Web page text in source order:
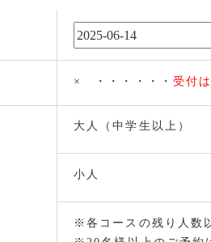
× ・・・・・・ 受付
大人（中学生以上）
小人
※各コースの残り人数